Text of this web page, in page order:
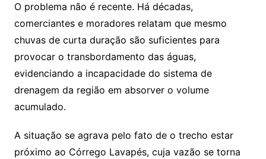
O problema não é recente. Há décadas,
comerciantes e moradores relatam que mesmo
chuvas de curta duração são suficientes para
provocar o transbordamento das águas,
evidenciando a incapacidade do sistema de
drenagem da região em absorver o volume
acumulado.
A situação se agrava pelo fato de o trecho estar
próximo ao Córrego Lavapés, cuja vazão se torna